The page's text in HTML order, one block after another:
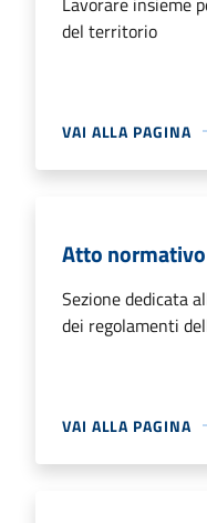
del territorio
VAI ALLA PAGINA
Atto normativo
Sezione dedicata
dei regolamenti
VAI ALLA PAGINA